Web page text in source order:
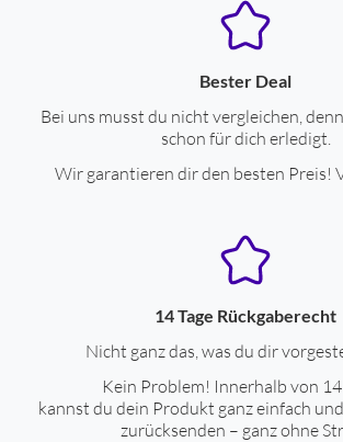
Bester Deal
Bei uns musst du nicht vergleichen,
schon für dich erledigt.
Wir garantieren dir den besten Preis!
14 Tage Rückgaberecht
Nicht ganz das, was du dir
Kein Problem! Innerhalb von 14
kannst du dein Produkt ganz einfach
zurücksenden – ganz ohne